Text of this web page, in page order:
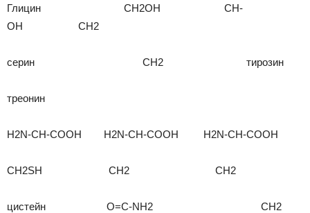
Глицин CH2OH CH-
OH CH2
серин CH2 тирозин
треонин
H2N-CH-COOH H2N-CH-COOH H2N-CH-COOH
CH2SH CH2 CH2
цистейн O=C-NH2 CH2